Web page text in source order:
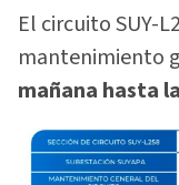
El circuito SUY-
mantenimiento
mañana hasta